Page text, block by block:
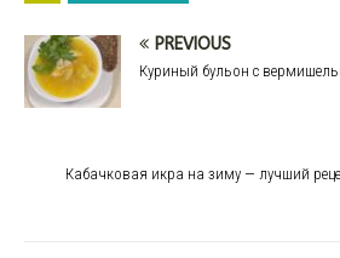
PREVIOUS
Куриный бульон с
Кабачковая икра на зиму — лучший